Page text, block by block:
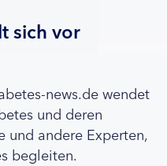
sich vor
news.de wendet
und deren
und andere Experten,
begleiten.